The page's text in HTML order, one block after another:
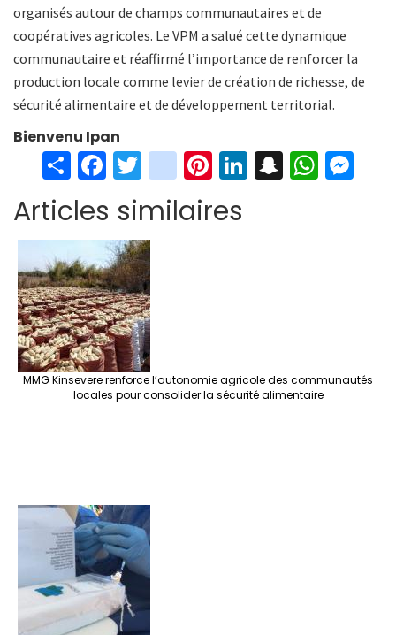
organisés autour de champs communautaires et de
coopératives agricoles. Le VPM a salué cette dynamique
communautaire et réaffirmé l’importance de renforcer la
production locale comme levier de création de richesse, de
sécurité alimentaire et de développement territorial.
Bienvenu Ipan
S
h
ar
e
Fa
ce
b
o
o
k
T
wi
tt
er
in
st
ag
Pi
er
Li S W
Articles similaires
MMG Kinsevere renforce l’autonomie agricole des communautés
locales pour consolider la sécurité alimentaire